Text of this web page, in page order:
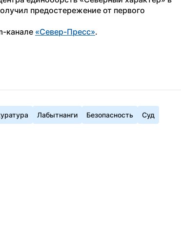
предостережение от первого
канале «Север-Пресс».
Лабытнанги Безопасность Суд